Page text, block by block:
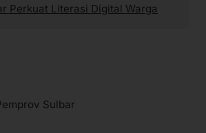
Perkuat Literasi Digital Warga
Sulbar